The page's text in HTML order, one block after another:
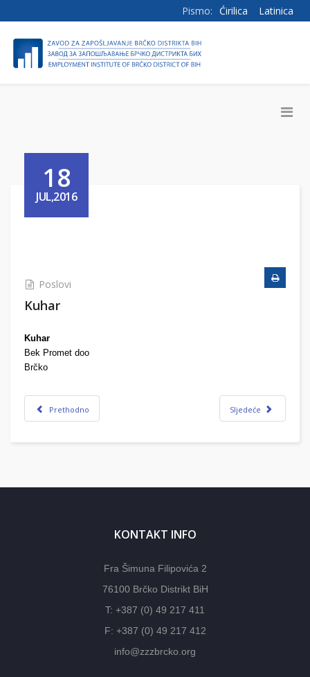
Pismo: Ćirilica Latinica
18
JUL,2016
Poslovi
Kuhar
Kuhar
Bek Promet doo
Brčko
Prethodno Sljedeće
KONTAKT INFO
Fra Šimuna Filipovića 2
76100 Brčko Distrikt BiH
T: +387 (0) 49 217 411
F: +387 (0) 49 217 412
info@zzzbrcko.org